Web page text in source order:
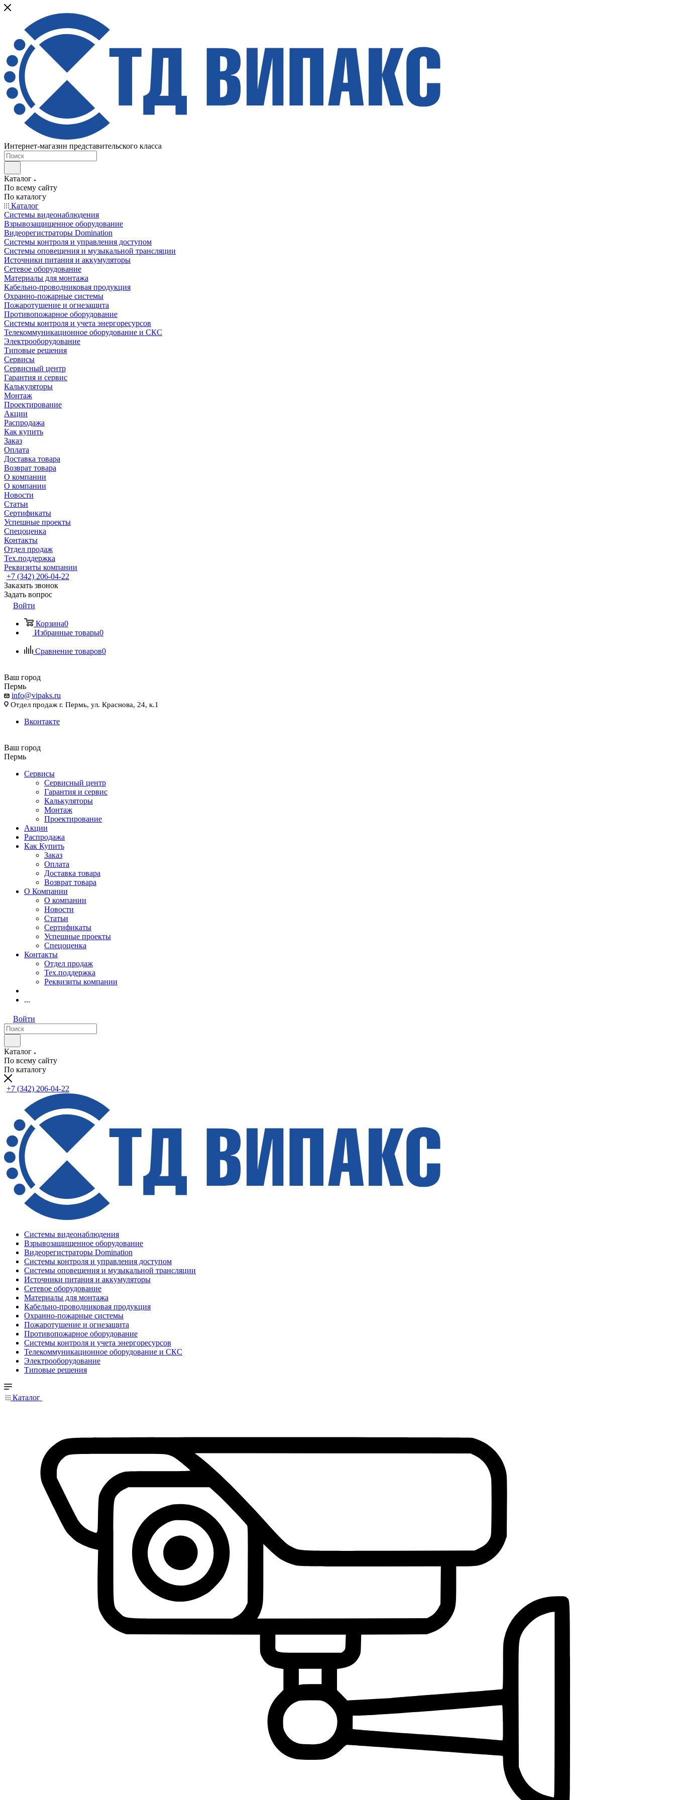
Интернет-магазин представительского класса
Каталог
По всему сайту
По каталогу
Каталог
Системы видеонаблюдения
Взрывозащищенное оборудование
Видеорегистраторы Domination
Системы контроля и управления доступом
Системы оповещения и музыкальной трансляции
Источники питания и аккумуляторы
Сетевое оборудование
Материалы для монтажа
Кабельно-проводниковая продукция
Охранно-пожарные системы
Пожаротушение и огнезащита
Противопожарное оборудование
Системы контроля и учета энергоресурсов
Телекоммуникационное оборудование и СКС
Электрооборудование
Типовые решения
Сервисы
Сервисный центр
Гарантия и сервис
Калькуляторы
Монтаж
Проектирование
Акции
Распродажа
Как купить
Заказ
Оплата
Доставка товара
Возврат товара
О компании
О компании
Новости
Статьи
Сертификаты
Успешные проекты
Спецоценка
Контакты
Отдел продаж
Тех.поддержка
Реквизиты компании
+7 (342) 206-04-22
Заказать звонок
Задать вопрос
Войти
Корзина0
Избранные товары0
Сравнение товаров0
Ваш город
Пермь
info@vipaks.ru
Отдел продаж г. Пермь, ул. Краснова, 24, к.1
Вконтакте
Ваш город
Пермь
Сервисы
Сервисный центр
Гарантия и сервис
Калькуляторы
Монтаж
Проектирование
Акции
Распродажа
Как Купить
Заказ
Оплата
Доставка товара
Возврат товара
О Компании
О компании
Новости
Статьи
Сертификаты
Успешные проекты
Спецоценка
Контакты
Отдел продаж
Тех.поддержка
Реквизиты компании
...
Войти
Каталог
По всему сайту
По каталогу
+7 (342) 206-04-22
Системы видеонаблюдения
Взрывозащищенное оборудование
Видеорегистраторы Domination
Системы контроля и управления доступом
Системы оповещения и музыкальной трансляции
Источники питания и аккумуляторы
Сетевое оборудование
Материалы для монтажа
Кабельно-проводниковая продукция
Охранно-пожарные системы
Пожаротушение и огнезащита
Противопожарное оборудование
Системы контроля и учета энергоресурсов
Телекоммуникационное оборудование и СКС
Электрооборудование
Типовые решения
Каталог